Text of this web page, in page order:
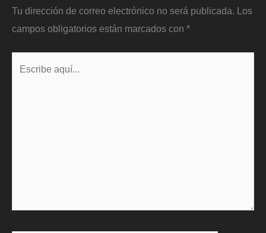
Tu dirección de correo electrónico no será publicada. Los
campos obligatorios están marcados con *